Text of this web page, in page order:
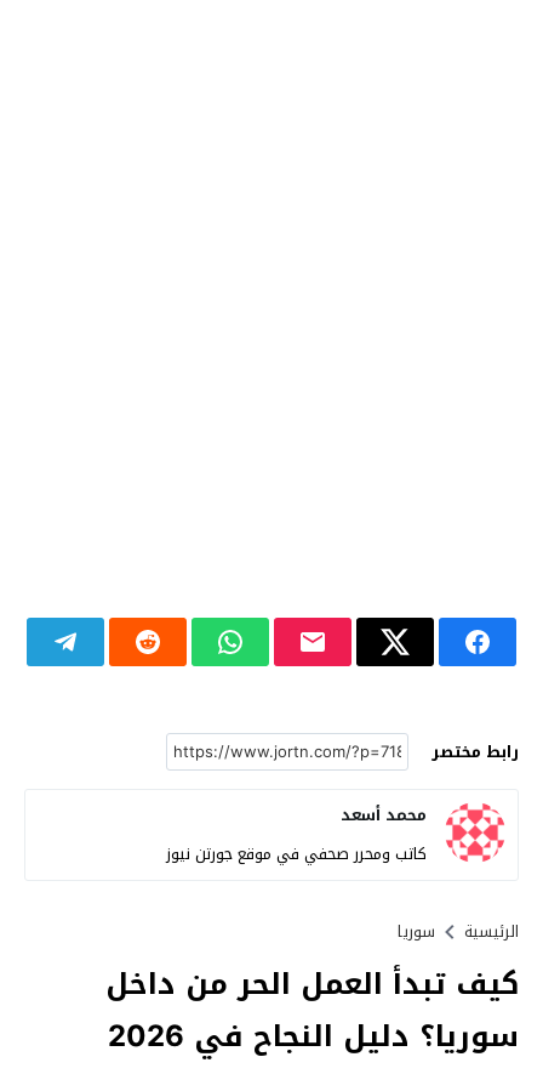
رابط مختصر
محمد أسعد
كاتب ومحرر صحفي في موقع جورتن نيوز
الرئيسية سوريا
كيف تبدأ العمل الحر من داخل
سوريا؟ دليل النجاح في 2026